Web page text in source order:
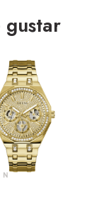
gustar